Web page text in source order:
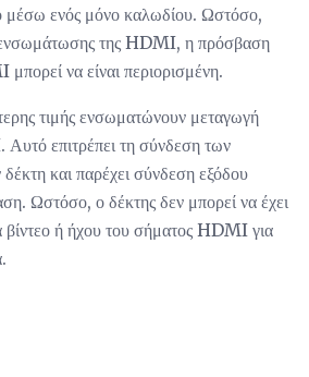
μέσω ενός μόνο καλωδίου. Ωστόσο,
της HDMI, η πρόσβαση
να είναι περιορισμένη.
τιμής ενσωματώνουν μεταγωγή
επιτρέπει τη σύνδεση των
και παρέχει σύνδεση εξόδου
Ωστόσο, ο δέκτης δεν μπορεί να έχει
ή ήχου του σήματος HDMI για